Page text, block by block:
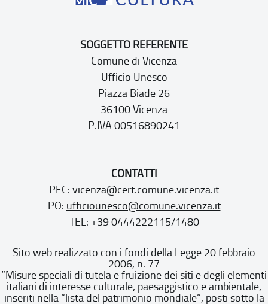
SOGGETTO REFERENTE
Comune di Vicenza
Ufficio Unesco
Piazza Biade 26
36100 Vicenza
P.IVA 00516890241
CONTATTI
PEC: vicenza@cert.comune.vicenza.it
PO: ufficiounesco@comune.vicenza.it
TEL: +39 0444222115/1480
Sito web realizzato con i fondi della Legge 20 febbraio
2006, n. 77
“Misure speciali di tutela e fruizione dei siti e degli elementi
italiani di interesse culturale, paesaggistico e ambientale,
inseriti nella “lista del patrimonio mondiale”, posti sotto la